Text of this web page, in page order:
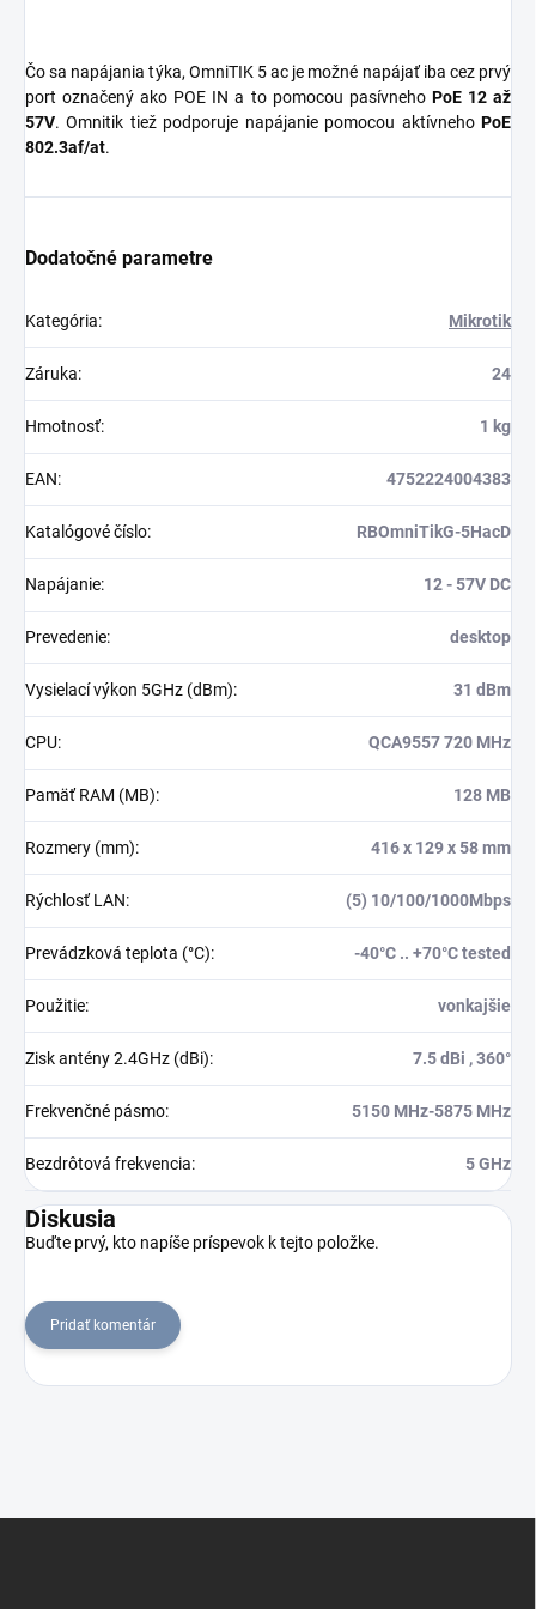
Čo sa napájania týka, OmniTIK 5 ac je možné napájať iba cez prvý
port označený ako POE IN a to pomocou pasívneho PoE 12 až
57V. Omnitik tiež podporuje napájanie pomocou aktívneho PoE
802.3af/at.
Dodatočné parametre
Kategória: Mikrotik
Záruka: 24
Hmotnosť: 1 kg
EAN: 4752224004383
Katalógové číslo: RBOmniTikG-5HacD
Napájanie: 12 - 57V DC
Prevedenie: desktop
Vysielací výkon 5GHz (dBm): 31 dBm
CPU: QCA9557 720 MHz
Pamäť RAM (MB): 128 MB
Rozmery (mm): 416 x 129 x 58 mm
Rýchlosť LAN: (5) 10/100/1000Mbps
Prevádzková teplota (°C): -40°C .. +70°C tested
Použitie: vonkajšie
Zisk antény 2.4GHz (dBi): 7.5 dBi , 360°
Frekvenčné pásmo: 5150 MHz-5875 MHz
Bezdrôtová frekvencia: 5 GHz
Diskusia
Buďte prvý, kto napíše príspevok k tejto položke.
Pridať komentár